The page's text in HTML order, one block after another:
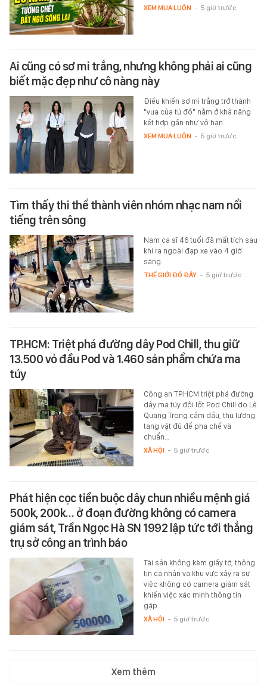
XEM MUA LUÔN - 5 giờ trước
Ai cũng có sơ mi trắng, nhưng không phải ai cũng
biết mặc đẹp như cô nàng này
Điều khiến sơ mi trắng trở thành
"vua của tủ đồ" nằm ở khả năng
kết hợp gần như vô hạn.
XEM MUA LUÔN - 5 giờ trước
Tìm thấy thi thể thành viên nhóm nhạc nam nổi
tiếng trên sông
Nam ca sĩ 46 tuổi đã mất tích sau
khi ra ngoài đạp xe vào 4 giờ
sáng.
THẾ GIỚI ĐÓ ĐÂY - 5 giờ trước
TP.HCM: Triệt phá đường dây Pod Chill, thu giữ
13.500 vỏ đầu Pod và 1.460 sản phẩm chứa ma
túy
Công an TP.HCM triệt phá đường
dây ma túy đội lốt Pod Chill do Lê
Quang Trọng cầm đầu, thu lượng
tang vật đủ để pha chế và
chuẩn…
XÃ HỘI - 5 giờ trước
Phát hiện cọc tiền buộc dây chun nhiều mệnh giá
500k, 200k… ở đoạn đường không có camera
giám sát, Trần Ngọc Hà SN 1992 lập tức tới thẳng
trụ sở công an trình báo
Tài sản không kèm giấy tờ, thông
tin cá nhân và khu vực xảy ra sự
việc không có camera giám sát
khiến việc xác minh thông tin
gặp…
XÃ HỘI - 5 giờ trước
Xem thêm